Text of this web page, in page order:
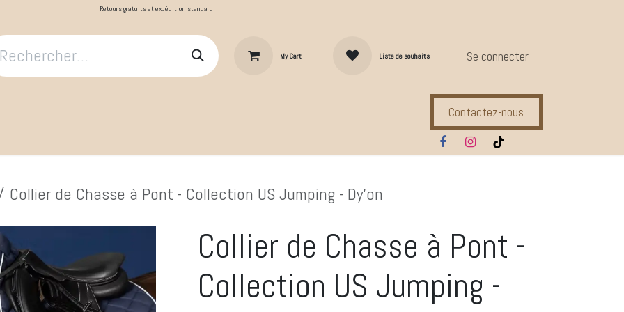
Retours gratuits et expédition standard
My Cart Liste de souhaits Se connecter
Compl. Alimentaires Ecuries
Contactez-nous
Collier de Chasse à Pont - Collection US Jumping - Dy'on
Collier de Chasse à Pont -
Collection US Jumping -